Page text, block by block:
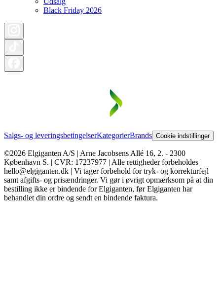
Black Friday 2026
Salgs- og leveringsbetingelserKategorierBrands Cookie indstillinger
©2026 Elgiganten A/S | Arne Jacobsens Allé 16, 2. - 2300
København S. | CVR: 17237977 | Alle rettigheder forbeholdes |
hello@elgiganten.dk | Vi tager forbehold for tryk- og korrekturfejl
samt afgifts- og prisændringer. Vi gør i øvrigt opmærksom på at din
bestilling ikke er bindende for Elgiganten, før Elgiganten har
behandlet din ordre og sendt en bindende faktura.